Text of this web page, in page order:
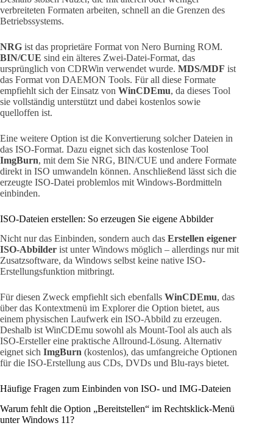
verbreiteten Formaten arbeiten, schnell an die Grenzen des
Betriebssystems.
NRG ist das proprietäre Format von Nero Burning ROM.
BIN/CUE sind ein älteres Zwei-Datei-Format, das
ursprünglich von CDRWin verwendet wurde. MDS/MDF ist
das Format von DAEMON Tools. Für all diese Formate
empfiehlt sich der Einsatz von WinCDEmu, da dieses Tool
sie vollständig unterstützt und dabei kostenlos sowie
quelloffen ist.
Eine weitere Option ist die Konvertierung solcher Dateien in
das ISO-Format. Dazu eignet sich das kostenlose Tool
ImgBurn, mit dem Sie NRG, BIN/CUE und andere Formate
direkt in ISO umwandeln können. Anschließend lässt sich die
erzeugte ISO-Datei problemlos mit Windows-Bordmitteln
einbinden.
ISO-Dateien erstellen: So erzeugen Sie eigene Abbilder
Nicht nur das Einbinden, sondern auch das Erstellen eigener
ISO-Abbilder ist unter Windows möglich – allerdings nur mit
Zusatzsoftware, da Windows selbst keine native ISO-
Erstellungsfunktion mitbringt.
Für diesen Zweck empfiehlt sich ebenfalls WinCDEmu, das
über das Kontextmenü im Explorer die Option bietet, aus
einem physischen Laufwerk ein ISO-Abbild zu erzeugen.
Deshalb ist WinCDEmu sowohl als Mount-Tool als auch als
ISO-Ersteller eine praktische Allround-Lösung. Alternativ
eignet sich ImgBurn (kostenlos), das umfangreiche Optionen
für die ISO-Erstellung aus CDs, DVDs und Blu-rays bietet.
Häufige Fragen zum Einbinden von ISO- und IMG-Dateien
Warum fehlt die Option „Bereitstellen“ im Rechtsklick-Menü
unter Windows 11?